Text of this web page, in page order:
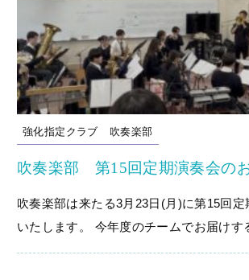
強化指定クラブ 吹奏楽部
吹奏楽部 第15回定期演奏会の
吹奏楽部は来たる3月23日(月)に第15回
いたします。 今年度のチームでお届けす